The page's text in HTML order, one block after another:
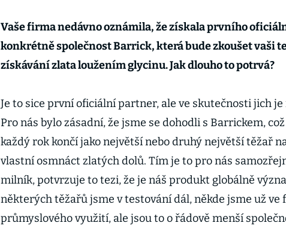
Vaše firma nedávno oznámila, že získala prvního
konkrétně společnost Barrick, která bude zkoušet vaši
získávání zlata loužením glycinu. Jak dlouho to potrvá?
Je to sice první oficiální partner, ale ve skutečnosti jich je
Pro nás bylo zásadní, že jsme se dohodli s Barrickem,
každý rok končí jako největší nebo druhý největší těžař
vlastní osmnáct zlatých dolů. Tím je to pro nás
milník, potvrzuje to tezi, že je náš produkt globálně
některých těžařů jsme v testování dál, někde jsme už ve
průmyslového využití, ale jsou to o řádově menší